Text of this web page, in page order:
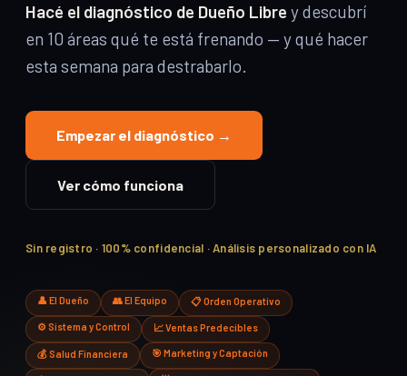
Hacé el diagnóstico de Dueño Libre y descubrí
en 10 áreas qué te está frenando — y qué hacer
esta semana para destrabarlo.
Empezar el diagnóstico →
Ver cómo funciona
Sin registro · 100% confidencial · Análisis personalizado con IA
👤 El Dueño 👥 El Equipo 📋 Orden Operativo
⚙️ Sistema y Control 📈 Ventas Predecibles
💰 Salud Financiera 🎯 Marketing y Captación